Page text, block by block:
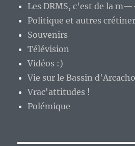
Les DRMS, c'est de la
Politique et autres
Souvenirs
Télévision
Vidéos :)
Vie sur le Bassin
Vrac'attitudes !
Polémique